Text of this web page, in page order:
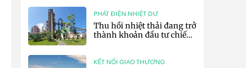
PHÁT ĐIỆN NHIỆT DƯ
Thu hồi nhiệt thải đang trở
thành khoản đầu tư chiến
KẾT NỐI GIAO THƯƠNG